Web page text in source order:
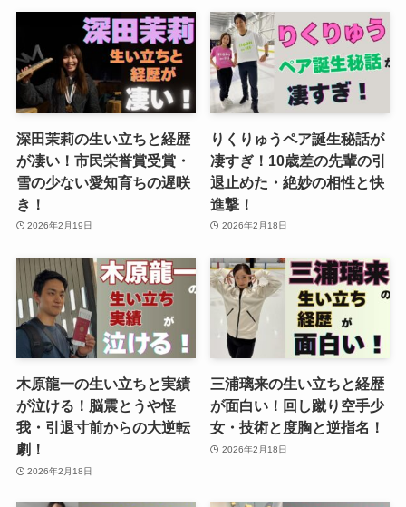
深田茉莉の生い立ちと経歴
が凄い！市民栄誉賞受賞・
雪の少ない愛知育ちの遅咲
き！
2026年2月19日
りくりゅうペア誕生秘話が
凄すぎ！10歳差の先輩の引
退止めた・絶妙の相性と快
進撃！
2026年2月18日
木原龍一の生い立ちと実績
が泣ける！脳震とうや怪
我・引退寸前からの大逆転
劇！
2026年2月18日
三浦璃来の生い立ちと経歴
が面白い！回し蹴り空手少
女・技術と度胸と逆指名！
2026年2月18日